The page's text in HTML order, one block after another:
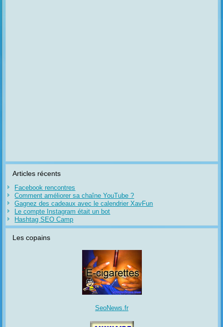
Articles récents
Facebook rencontres
Comment améliorer sa chaîne YouTube ?
Gagnez des cadeaux avec le calendrier XavFun
Le compte Instagram était un bot
Hashtag SEO Camp
Les copains
SeoNews.fr